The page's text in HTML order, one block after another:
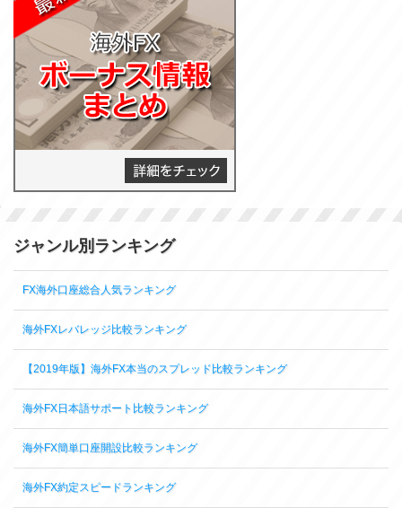
ジャンル別ランキング
FX海外口座総合人気ランキング
海外FXレバレッジ比較ランキング
【2019年版】海外FX本当のスプレッド比較ランキング
海外FX日本語サポート比較ランキング
海外FX簡単口座開設比較ランキング
海外FX約定スピードランキング